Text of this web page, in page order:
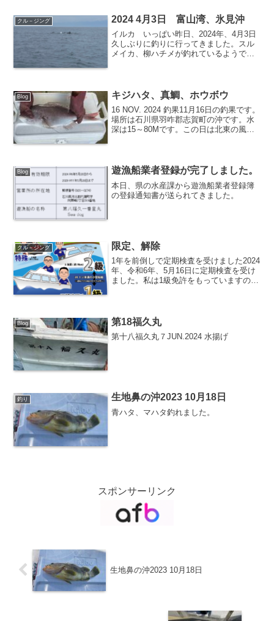
クル－ジング 2024 4月3日 富山湾、氷見沖
イルカ いっぱい昨日、2024年、4月3日
久しぶりに釣りに行ってきました。スル
メイカ、柳ハチメが釣れているようで
Blog キジハタ、真鯛、ホウボウ
16 NOV. 2024 釣果11月16日の釣果です。
場所は石川県羽咋郡志賀町の沖です。水
深は15～80Mです。この日は北東の風と
出...
Blog 遊漁船業者登録が完了しました。
本日、県の水産課から遊漁船業者登録簿
の登録通知書が送られてきました。
クル－ジング 限定、解除
1年を前倒しで定期検査を受けました2024
年、令和6年、5月16日に定期検査を受け
ました。私は1級免許をもっていますので
でき...
Blog 第18福久丸
第十八福久丸７JUN.2024 水揚げ
釣り 生地鼻の沖2023 10月18日
青ハタ、マハタ釣れました。
スポンサーリンク
生地鼻の沖2023 10月18日